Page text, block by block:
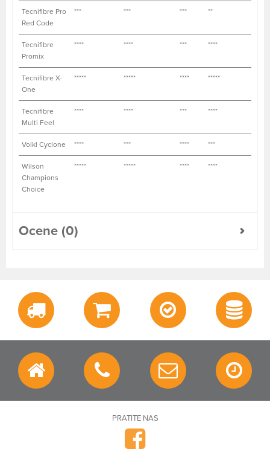
Tecnifibre Pro
Red Code
*** *** *** **
Tecnifibre
Promix
**** **** *** ****
Tecnifibre X-
One
***** ***** **** *****
Tecnifibre
Multi Feel
**** **** *** ****
Volkl Cyclone **** *** **** ***
Wilson
Champions
Choice
***** ***** **** ****
Ocene (0)
PRATITE NAS